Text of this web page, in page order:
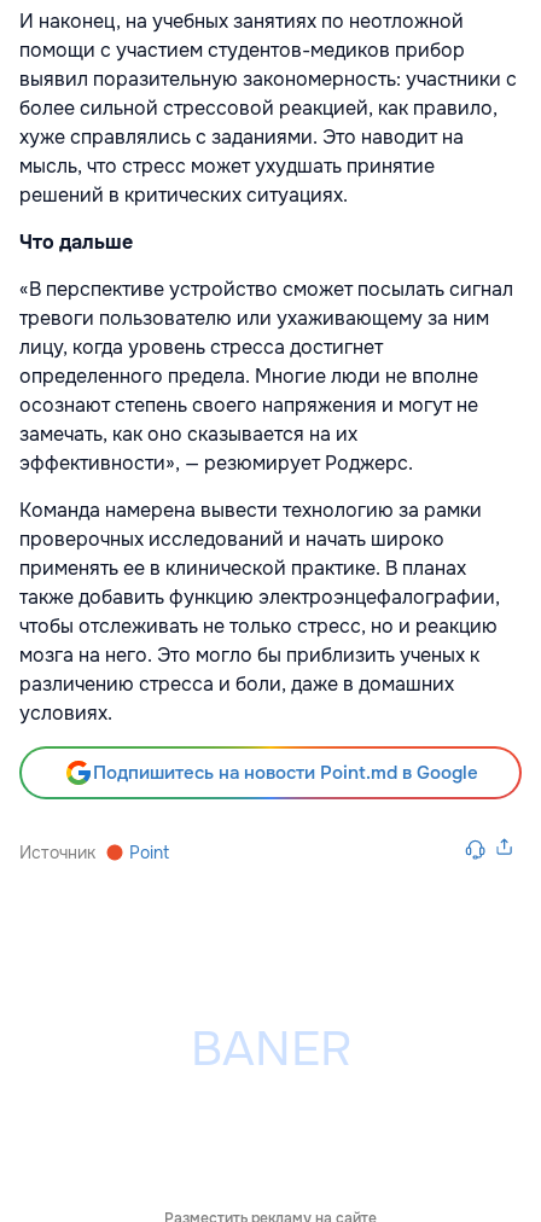
И наконец, на учебных занятиях по неотложной
помощи с участием студентов-медиков прибор
выявил поразительную закономерность: участники с
более сильной стрессовой реакцией, как правило,
хуже справлялись с заданиями. Это наводит на
мысль, что стресс может ухудшать принятие
решений в критических ситуациях.
Что дальше
«В перспективе устройство сможет посылать сигнал
тревоги пользователю или ухаживающему за ним
лицу, когда уровень стресса достигнет
определенного предела. Многие люди не вполне
осознают степень своего напряжения и могут не
замечать, как оно сказывается на их
эффективности», — резюмирует Роджерс.
Команда намерена вывести технологию за рамки
проверочных исследований и начать широко
применять ее в клинической практике. В планах
также добавить функцию электроэнцефалографии,
чтобы отслеживать не только стресс, но и реакцию
мозга на него. Это могло бы приблизить ученых к
различению стресса и боли, даже в домашних
условиях.
Подпишитесь на новости Point.md в Google
Источник Point